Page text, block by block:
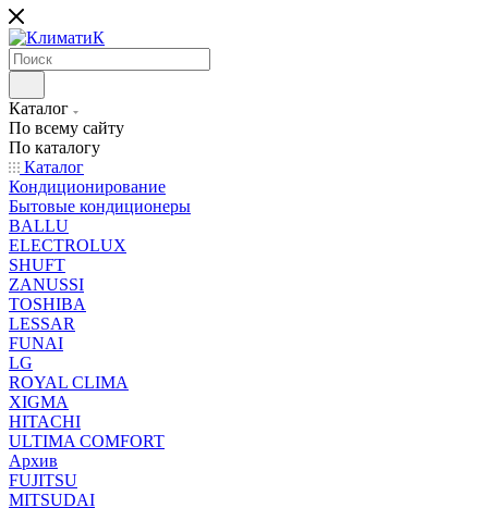
Каталог
По всему сайту
По каталогу
Каталог
Кондиционирование
Бытовые кондиционеры
BALLU
ELECTROLUX
SHUFT
ZANUSSI
TOSHIBA
LESSAR
FUNAI
LG
ROYAL CLIMA
XIGMA
HITACHI
ULTIMA COMFORT
Архив
FUJITSU
MITSUDAI